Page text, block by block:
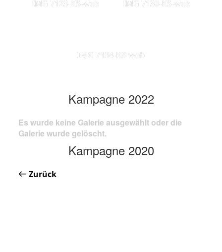
IMG 7123-KS-web IMG 7130-KS-web
IMG 7134-KS-web
Kampagne 2022
Es wurde keine Galerie ausgewählt oder die
Galerie wurde gelöscht.
Kampagne 2020
Zurück